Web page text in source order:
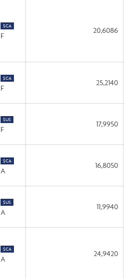
$CA
F
20,6086
$CA
F
25,2140
$US
F
17,9950
$CA
A
16,8050
$US
A
11,9940
$CA
A
24,9420